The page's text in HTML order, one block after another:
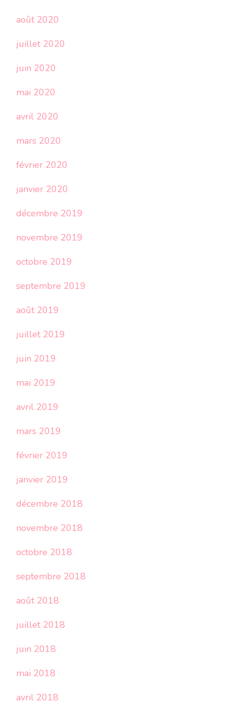
août 2020
juillet 2020
juin 2020
mai 2020
avril 2020
mars 2020
février 2020
janvier 2020
décembre 2019
novembre 2019
octobre 2019
septembre 2019
août 2019
juillet 2019
juin 2019
mai 2019
avril 2019
mars 2019
février 2019
janvier 2019
décembre 2018
novembre 2018
octobre 2018
septembre 2018
août 2018
juillet 2018
juin 2018
mai 2018
avril 2018